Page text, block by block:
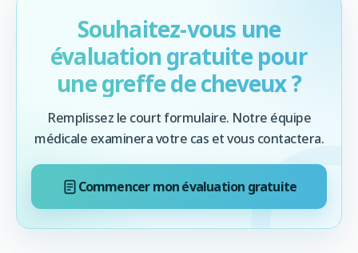
Souhaitez-vous une
évaluation gratuite pour
une greffe de cheveux ?
Remplissez le court formulaire. Notre équipe
médicale examinera votre cas et vous contactera.
Commencer mon évaluation gratuite